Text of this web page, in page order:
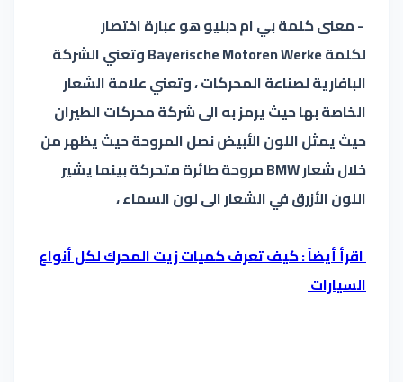
- معنى كلمة بي ام دبليو هو عبارة اختصار
لكلمة Bayerische Motoren Werke وتعني الشركة
البافارية لصناعة المحركات ، وتعني علامة الشعار
الخاصة بها حيث يرمز به الى شركة محركات الطيران
حيث يمثل اللون الأبيض نصل المروحة حيث يظهر من
خلال شعار BMW مروحة طائرة متحركة بينما يشير
اللون الأزرق في الشعار الى لون السماء ،
اقرأ أيضاً : كيف تعرف كميات زيت المحرك لكل أنواع
السيارات